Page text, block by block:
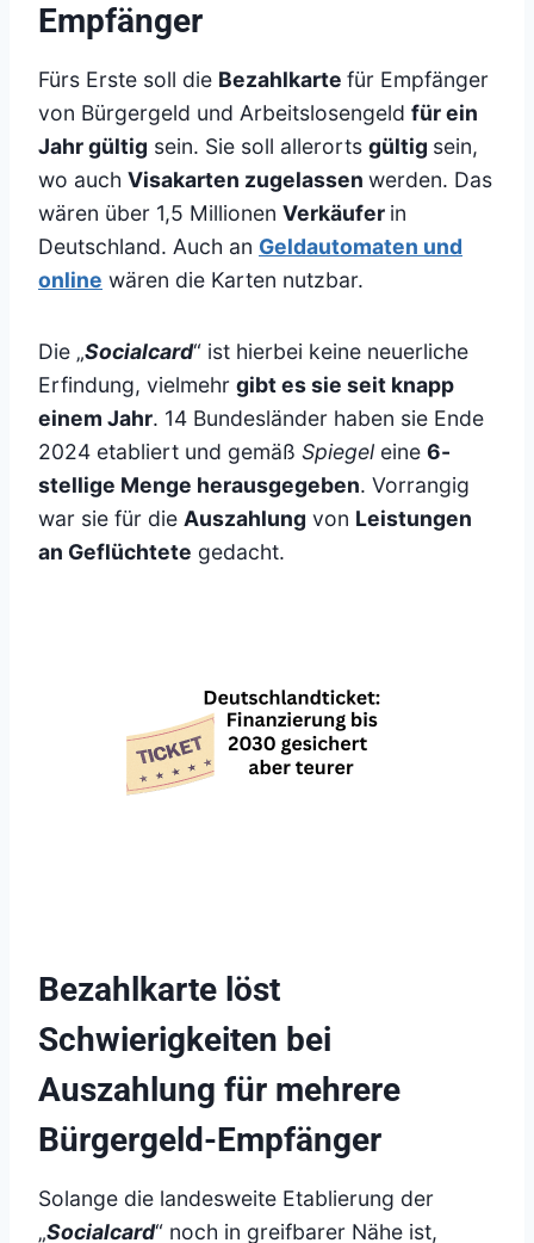
Empfänger
Fürs Erste soll die Bezahlkarte für Empfänger
von Bürgergeld und Arbeitslosengeld für ein
Jahr gültig sein. Sie soll allerorts gültig sein,
wo auch Visakarten zugelassen werden. Das
wären über 1,5 Millionen Verkäufer in
Deutschland. Auch an Geldautomaten und
online wären die Karten nutzbar.
Die „Socialcard“ ist hierbei keine neuerliche
Erfindung, vielmehr gibt es sie seit knapp
einem Jahr. 14 Bundesländer haben sie Ende
2024 etabliert und gemäß Spiegel eine 6-
stellige Menge herausgegeben. Vorrangig
war sie für die Auszahlung von Leistungen
an Geflüchtete gedacht.
Bezahlkarte löst
Schwierigkeiten bei
Auszahlung für mehrere
Bürgergeld-Empfänger
Solange die landesweite Etablierung der
„Socialcard“ noch in greifbarer Nähe ist,